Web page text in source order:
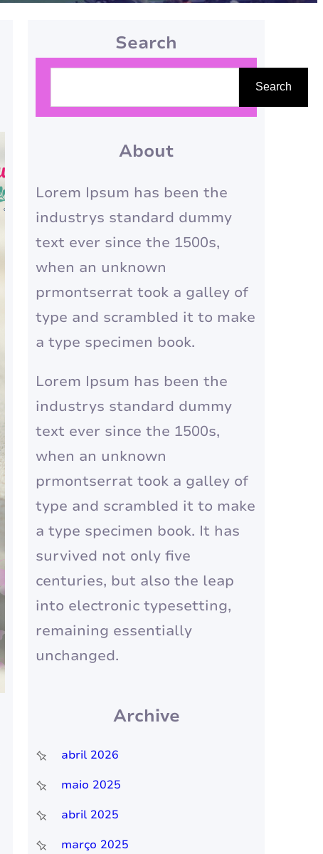
Search
s
i
s
a
r
Search
About
Lorem Ipsum has been the
industrys standard dummy
text ever since the 1500s,
when an unknown
prmontserrat took a galley of
type and scrambled it to make
a type specimen book.
Lorem Ipsum has been the
industrys standard dummy
text ever since the 1500s,
when an unknown
prmontserrat took a galley of
type and scrambled it to make
a type specimen book. It has
survived not only five
centuries, but also the leap
into electronic typesetting,
remaining essentially
unchanged.
Archive
abril 2026
maio 2025
abril 2025
março 2025